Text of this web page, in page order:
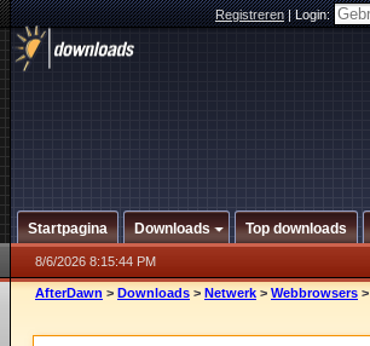
Registreren|Login:
Startpagina Downloads Top downloads
8/6/2026 8:15:44 PM
AfterDawn > Downloads > Netwerk > Webbrowsers >